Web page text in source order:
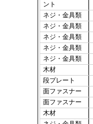
ント
ネジ・金具類
ネジ・金具類
ネジ・金具類
ネジ・金具類
ネジ・金具類
木材
段プレート
面ファスナー
面ファスナー
木材